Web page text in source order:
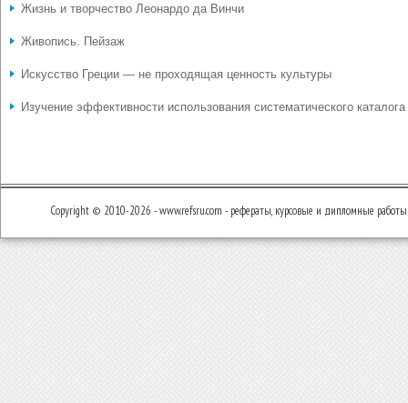
Жизнь и творчество Леонардо да Винчи
Живопись. Пейзаж
Искусство Греции — не проходящая ценность культуры
Изучение эффективности использования систематического каталога
Copyright © 2010-2026 - www.refsru.com - рефераты, курсовые и дипломные работы